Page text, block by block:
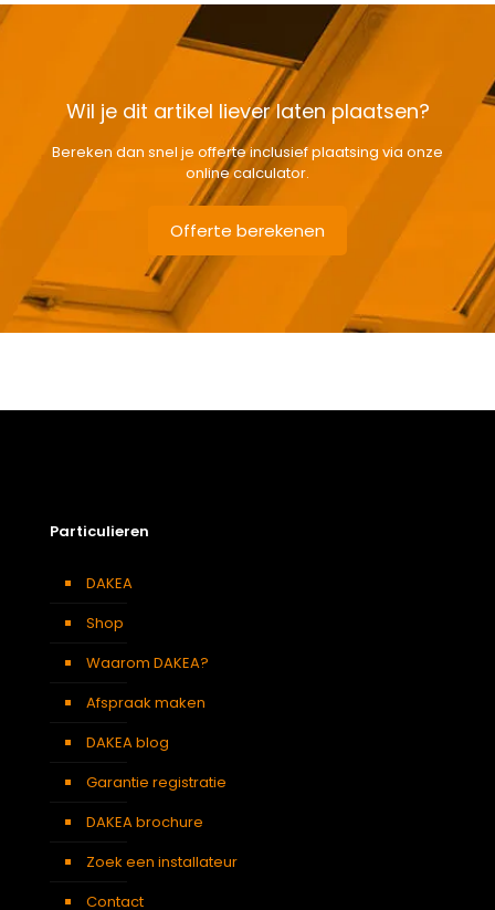
Wil je dit artikel liever laten plaatsen?
Bereken dan snel je offerte inclusief plaatsing via onze
online calculator.
Offerte berekenen
Particulieren
DAKEA
Shop
Waarom DAKEA?
Afspraak maken
DAKEA blog
Garantie registratie
DAKEA brochure
Zoek een installateur
Contact